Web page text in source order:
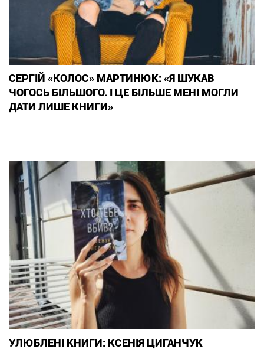
СЕРГІЙ «КОЛОС» МАРТИНЮК: «Я ШУКАВ
ЧОГОСЬ БІЛЬШОГО. І ЦЕ БІЛЬШЕ МЕНІ МОГЛИ
ДАТИ ЛИШЕ КНИГИ»
УЛЮБЛЕНІ КНИГИ: КСЕНІЯ ЦИГАНЧУК